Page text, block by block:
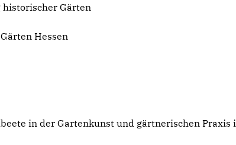
historischer Gärten
Hessen
in der Gartenkunst und gärtnerischen Praxis